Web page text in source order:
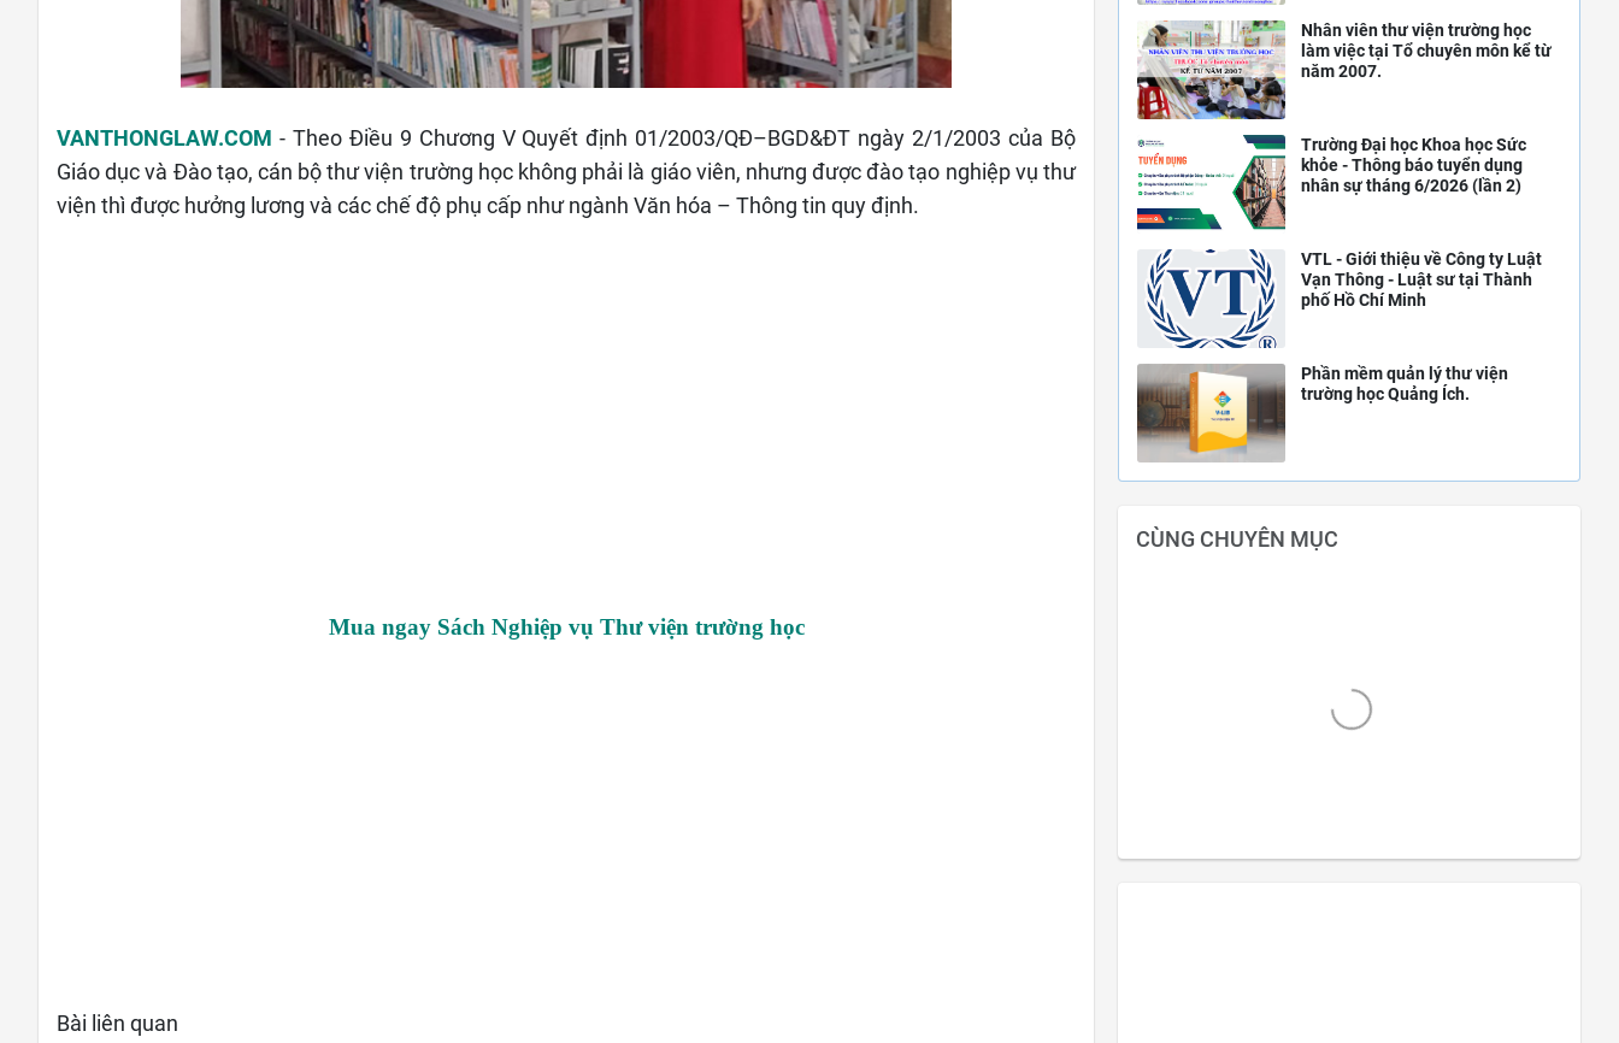
VANTHONGLAW.COM - Theo Điều 9 Chương V Quyết định 01/2003/QĐ–BGD&ĐT ngày 2/1/2003 của Bộ
Giáo dục và Đào tạo, cán bộ thư viện trường học không phải là giáo viên, nhưng được đào tạo nghiệp vụ thư
viện thì được hưởng lương và các chế độ phụ cấp như ngành Văn hóa – Thông tin quy định.
Mua ngay Sách Nghiệp vụ Thư viện trường học
Bài liên quan
Nhân viên thư viện trường học
làm việc tại Tổ chuyên môn kể từ
năm 2007.
Trường Đại học Khoa học Sức
khỏe - Thông báo tuyển dụng
nhân sự tháng 6/2026 (lần 2)
VTL - Giới thiệu về Công ty Luật
Vạn Thông - Luật sư tại Thành
phố Hồ Chí Minh
Phần mềm quản lý thư viện
trường học Quảng Ích.
CÙNG CHUYÊN MỤC